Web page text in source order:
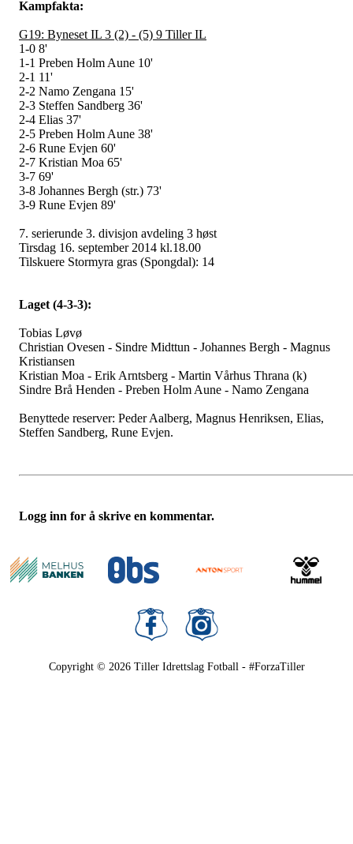
Kampfakta:
G19: Byneset IL 3 (2) - (5) 9 Tiller IL
1-0 8'
1-1 Preben Holm Aune 10'
2-1 11'
2-2 Namo Zengana 15'
2-3 Steffen Sandberg 36'
2-4 Elias 37'
2-5 Preben Holm Aune 38'
2-6 Rune Evjen 60'
2-7 Kristian Moa 65'
3-7 69'
3-8 Johannes Bergh (str.) 73'
3-9 Rune Evjen 89'
7. serierunde 3. divisjon avdeling 3 høst
Tirsdag 16. september 2014 kl.18.00
Tilskuere Stormyra gras (Spongdal): 14
Laget (4-3-3):
Tobias Løvø
Christian Ovesen - Sindre Midttun - Johannes Bergh - Magnus
Kristiansen
Kristian Moa - Erik Arntsberg - Martin Vårhus Thrana (k)
Sindre Brå Henden - Preben Holm Aune - Namo Zengana
Benyttede reserver: Peder Aalberg, Magnus Henriksen, Elias,
Steffen Sandberg, Rune Evjen.
Logg inn for å skrive en kommentar.
Copyright © 2026 Tiller Idrettslag Fotball - #ForzaTiller